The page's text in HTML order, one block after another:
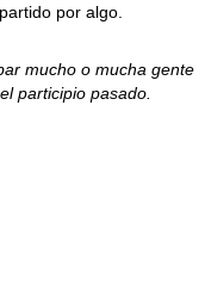
por algo.
mucho o mucha gente
participio pasado.